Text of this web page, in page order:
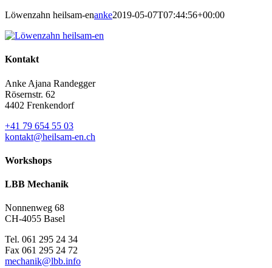
Löwenzahn heilsam-enanke2019-05-07T07:44:56+00:00
Kontakt
Anke Ajana Randegger
Rösernstr. 62
4402 Frenkendorf
+41 79 654 55 03
kontakt@heilsam-en.ch
Workshops
LBB Mechanik
Nonnenweg 68
CH-4055 Basel
Tel. 061 295 24 34
Fax 061 295 24 72
mechanik@lbb.info